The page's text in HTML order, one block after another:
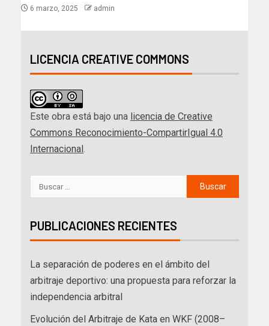
6 marzo, 2025 admin
LICENCIA CREATIVE COMMONS
Este obra está bajo una licencia de Creative
Commons Reconocimiento-CompartirIgual 4.0
Internacional.
PUBLICACIONES RECIENTES
La separación de poderes en el ámbito del
arbitraje deportivo: una propuesta para reforzar la
independencia arbitral
Evolución del Arbitraje de Kata en WKF (2008–